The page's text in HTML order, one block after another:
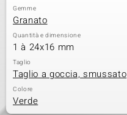
Gemme
Granato
Quantità e dimensione
1 à 24x16 mm
Taglio
Taglio a goccia, smussato
Colore
Verde